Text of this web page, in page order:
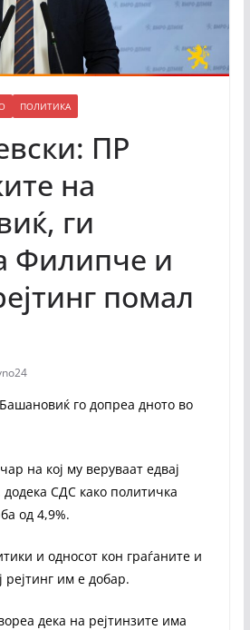
ПОЛИТИКА
ПР
на
ги
Филипче и
помал
го допреа дното во
на кој му веруваат едвај
додека СДС како политичка
од 4,9%.
и односот кон граѓаните и
рејтинг им е добар.
дека на рејтинзите има